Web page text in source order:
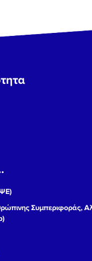
Συμπεριφοράς,